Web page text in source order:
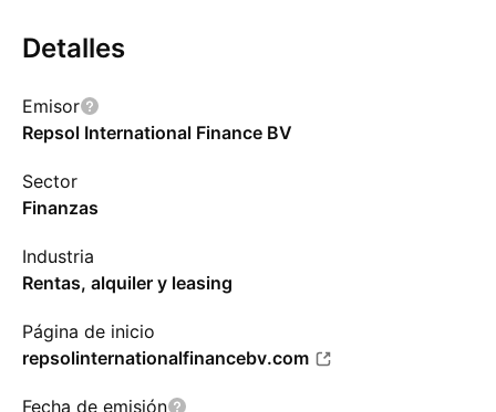
Detalles
Emisor
Repsol International Finance BV
Sector
Finanzas
Industria
Rentas, alquiler y leasing
Página de inicio
repsolinternationalfinancebv.com
Fecha de emisión